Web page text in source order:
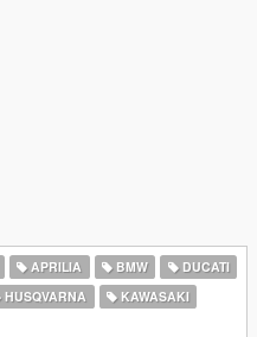
APRILIA BMW
DUCATI
HUSQVARNA
KAWASAKI